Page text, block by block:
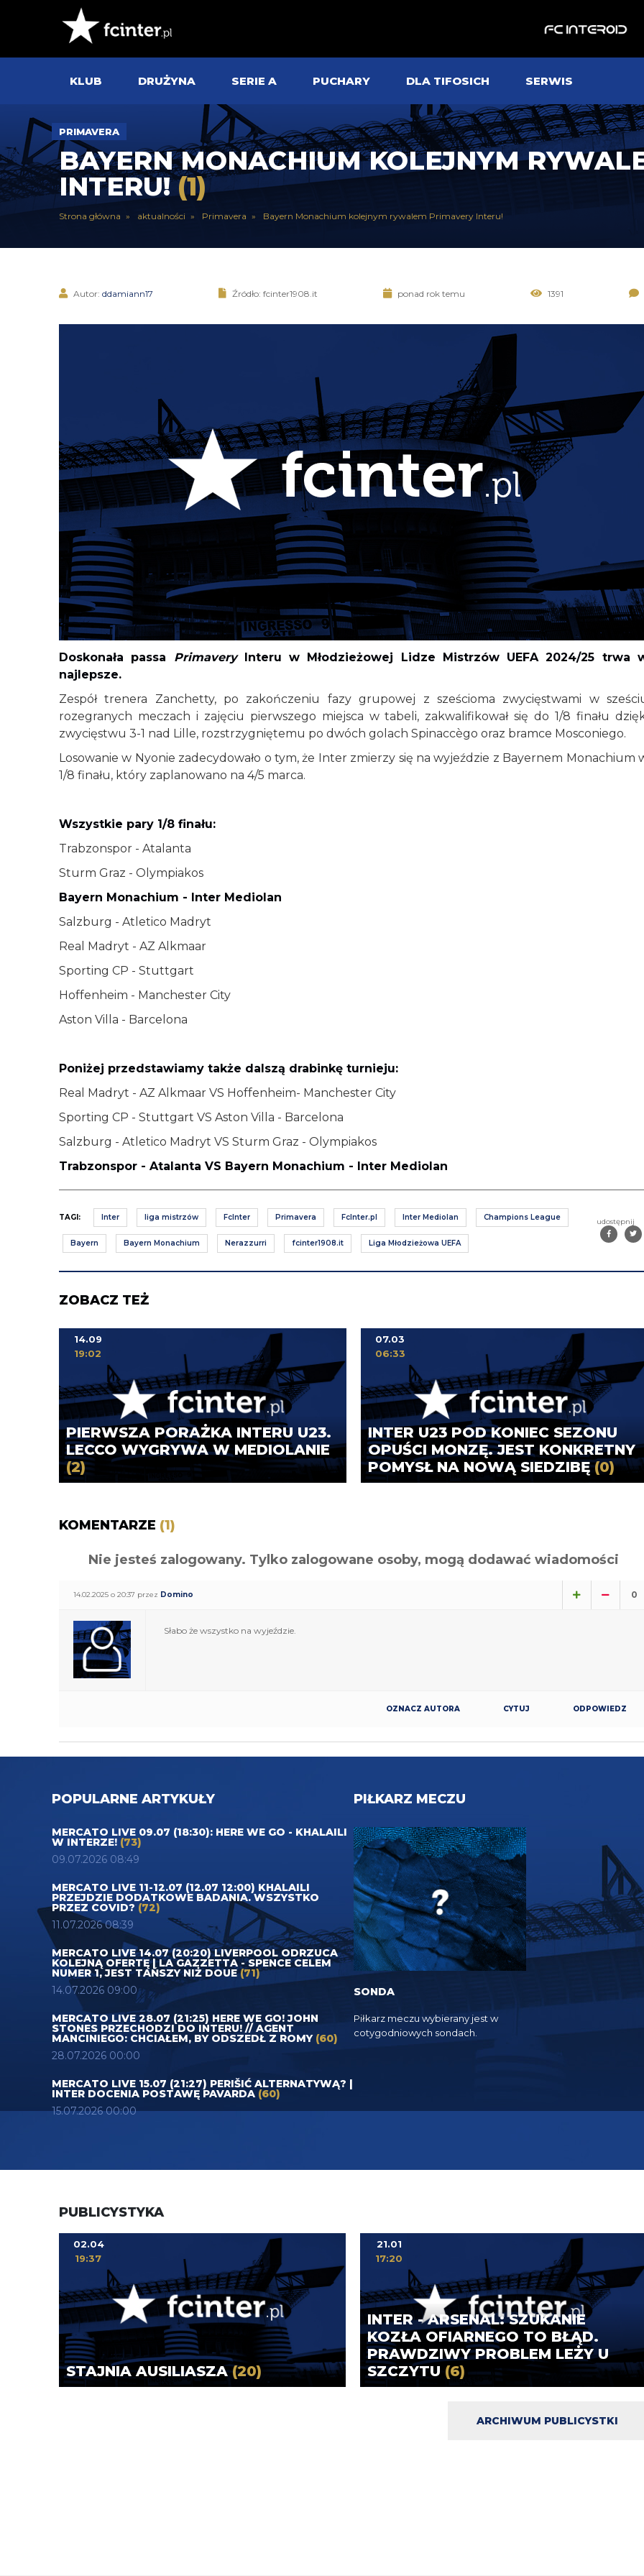
KLUB DRUŻYNA SERIE A PUCHARY DLA TIFOSICH SERWIS
PRIMAVERA
BAYERN MONACHIUM KOLEJNYM
INTERU!(1)
Strona główna aktualności Primavera Bayern Monachium kolejnym rywalem Primavery Interu!
Autor: ddamiann17 Źródło: fcinter1908.it ponad rok temu 1391
Doskonała passa PrimaveryInteru w Młodzieżowej Lidze Mistrzów UEFA 2024/25 trwa
najlepsze.
Zespół trenera Zanchetty, po zakończeniu fazy grupowej z sześcioma zwycięstwami w
rozegranych meczach i zajęciu pierwszego miejsca w tabeli, zakwalifikował się do 1/8 finału
zwycięstwu 3-1 nad Lille, rozstrzygniętemu po dwóch golach Spinaccègo oraz bramce Mosconiego.
Losowanie w Nyonie zadecydowało o tym, że Inter zmierzy się na wyjeździe z Bayernem Monachium
1/8 finału, który zaplanowano na 4/5 marca.
Wszystkie pary 1/8 finału:
Trabzonspor - Atalanta
Sturm Graz - Olympiakos
Bayern Monachium - Inter Mediolan
Salzburg - Atletico Madryt
Real Madryt - AZ Alkmaar
Sporting CP - Stuttgart
Hoffenheim - Manchester City
Aston Villa - Barcelona
Poniżej przedstawiamy także dalszą drabinkę turnieju:
Real Madryt - AZ Alkmaar VS Hoffenheim- Manchester City
Sporting CP - Stuttgart VS Aston Villa - Barcelona
Salzburg - Atletico Madryt VS Sturm Graz - Olympiakos
Trabzonspor - Atalanta VS Bayern Monachium - Inter Mediolan
TAGI: Inter liga mistrzów FcInter Primavera FcInter.pl Inter Mediolan Champions League
Bayern Bayern Monachium Nerazzurri fcinter1908.it Liga Młodzieżowa UEFA
udostępnij
ZOBACZ TEŻ
PIERWSZA PORAŻKA INTERU U23.
LECCO WYGRYWA W MEDIOLANIE
(2)
14.09
19:02
INTER U23 POD KONIEC SEZONU
OPUŚCI MONZĘ. JEST KONKRETNY
POMYSŁ NA NOWĄ SIEDZIBĘ(0)
07.03
06:33
KOMENTARZE (1)
Nie jesteś zalogowany. Tylko zalogowane osoby, mogą dodawać wiadomości
14.02.2025 o 20:37 przez Domino 0
Słabo że wszystko na wyjeździe.
OZNACZ AUTORA CYTUJ ODPOWIEDZ
POPULARNE ARTYKUŁY
MERCATO LIVE 09.07 (18:30): HERE WE GO - KHALAILI
W INTERZE! (73)
09.07.2026 08:49
MERCATO LIVE 11-12.07 (12.07 12:00) KHALAILI
PRZEJDZIE DODATKOWE BADANIA. WSZYSTKO
PRZEZ COVID? (72)
11.07.2026 08:39
MERCATO LIVE 14.07 (20:20) LIVERPOOL ODRZUCA
KOLEJNĄ OFERTĘ | LA GAZZETTA - SPENCE CELEM
NUMER 1, JEST TAŃSZY NIŻ DOUE(71)
14.07.2026 09:00
MERCATO LIVE 28.07 (21:25) HERE WE GO! JOHN
STONES PRZECHODZI DO INTERU! // AGENT
MANCINIEGO: CHCIAŁEM, BY ODSZEDŁ Z ROMY (60)
28.07.2026 00:00
MERCATO LIVE 15.07 (21:27) PERIŠIĆ ALTERNATYWĄ? |
INTER DOCENIA POSTAWĘ PAVARDA (60)
15.07.2026 00:00
PIŁKARZ MECZU
SONDA
Piłkarz meczu wybierany jest w
cotygodniowych sondach.
PUBLICYSTYKA
STAJNIA AUSILIASZA(20)
02.04
19:37
INTER - ARSENAL: SZUKANIE
KOZŁA OFIARNEGO TO BŁĄD.
PRAWDZIWY PROBLEM LEŻY U
SZCZYTU (6)
21.01
17:20
ARCHIWUM PUBLICYSTKI